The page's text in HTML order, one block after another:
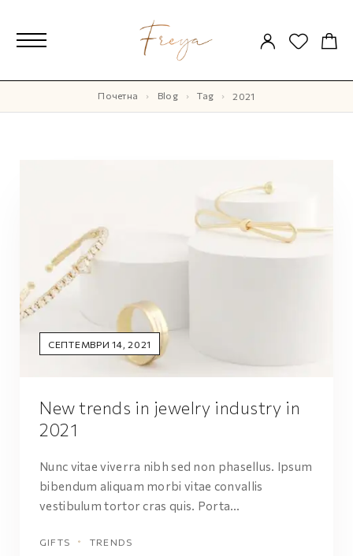
Почетна Blog Tag 2021
СЕПТЕМВРИ 14, 2021
New trends in jewelry industry in
2021
Nunc vitae viverra nibh sed non phasellus. Ipsum
bibendum aliquam morbi vitae convallis
vestibulum tortor cras quis. Porta…
GIFTS TRENDS